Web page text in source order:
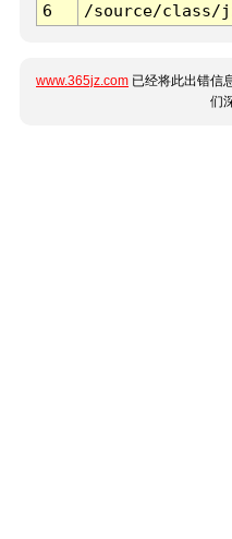
6
/source/class/
www.365jz.com 已经将此出错信
们